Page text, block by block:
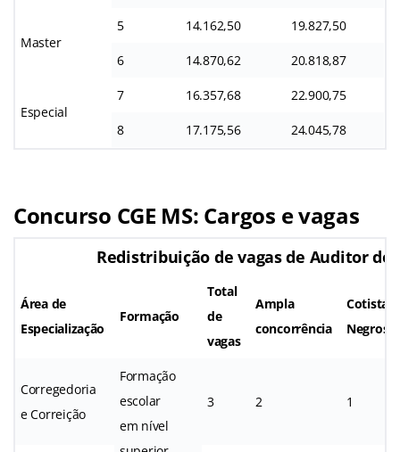
Master
5 14.162,50 19.827,50
6 14.870,62 20.818,87
Especial
7 16.357,68 22.900,75
8 17.175,56 24.045,78
Concurso CGE MS: Cargos e vagas
Redistribuição de vagas de Auditor do
Área de
Especialização
Formação
Total
de
vagas
Ampla
concorrência
Cotistas
Negros
Corregedoria
e Correição
Formação
escolar
em nível
3 2 1